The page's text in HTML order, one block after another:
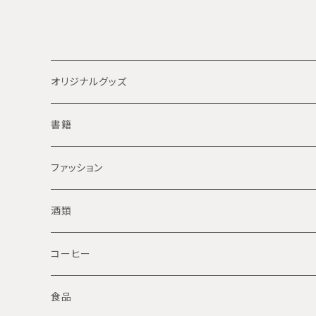
オリジナルグッズ
バッジ
手拭い
書籍
太郎平小屋関連書籍
ガイド史
登山
ファッション
酒類
コーヒー
ドリップパックコーヒー
食品